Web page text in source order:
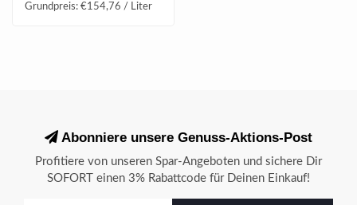
Grundpreis: €154,76 / Liter
Abonniere unsere Genuss-Aktions-Post
Profitiere von unseren Spar-Angeboten und sichere Dir
SOFORT einen 3% Rabattcode für Deinen Einkauf!